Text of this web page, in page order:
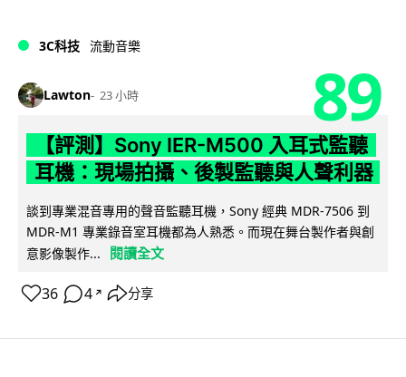
3C科技 流動音樂
Lawton 23 小時 89
【評測】Sony IER-M500 入耳式監聽
耳機：現場拍攝、後製監聽與人聲利器
談到專業混音專用的聲音監聽耳機，Sony 經典 MDR-7506 到
MDR-M1 專業錄音室耳機都為人熟悉。而現在舞台製作者與創
意影像製作...
閱讀全文
36 4 ↗ 分享